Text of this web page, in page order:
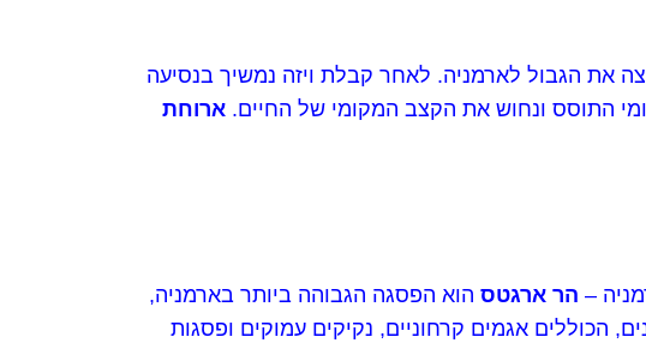
את הגבול לארמניה. לאחר קבלת ויזה נמשיך בנסיעה
התוסס ונחוש את הקצב המקומי של החיים. ארוחת
– הר ארגטס הוא הפסגה הגבוהה ביותר בארמניה,
המגוונים, הכוללים אגמים קרחוניים, נקיקים עמוקים ופסגות